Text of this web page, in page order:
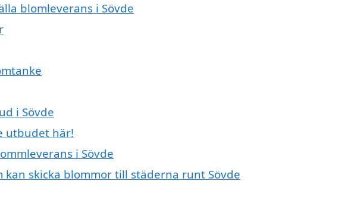
blomleverans i Sövde
i Sövde
utbudet här!
i Sövde
kan skicka blommor till städerna runt Sövde